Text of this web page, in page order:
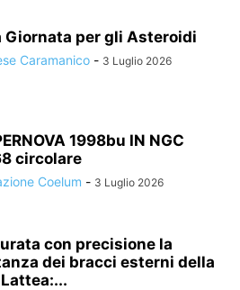
Giornata per gli Asteroidi
Caramanico - 3 Luglio 2026
1998bu IN NGC
circolare
Coelum - 3 Luglio 2026
con precisione la
dei bracci esterni della